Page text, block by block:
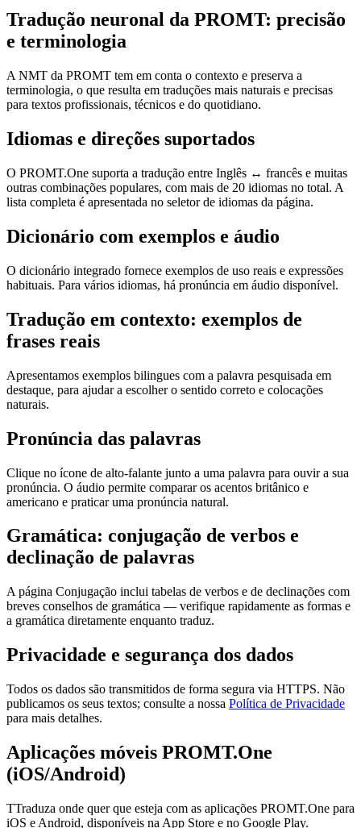
Tradução neuronal da PROMT: precisão
e terminologia
A NMT da PROMT tem em conta o contexto e preserva a
terminologia, o que resulta em traduções mais naturais e precisas
para textos profissionais, técnicos e do quotidiano.
Idiomas e direções suportados
O PROMT.One suporta a tradução entre Inglês ↔ francês e muitas
outras combinações populares, com mais de 20 idiomas no total. A
lista completa é apresentada no seletor de idiomas da página.
Dicionário com exemplos e áudio
O dicionário integrado fornece exemplos de uso reais e expressões
habituais. Para vários idiomas, há pronúncia em áudio disponível.
Tradução em contexto: exemplos de
frases reais
Apresentamos exemplos bilingues com a palavra pesquisada em
destaque, para ajudar a escolher o sentido correto e colocações
naturais.
Pronúncia das palavras
Clique no ícone de alto-falante junto a uma palavra para ouvir a sua
pronúncia. O áudio permite comparar os acentos britânico e
americano e praticar uma pronúncia natural.
Gramática: conjugação de verbos e
declinação de palavras
A página Conjugação inclui tabelas de verbos e de declinações com
breves conselhos de gramática — verifique rapidamente as formas e
a gramática diretamente enquanto traduz.
Privacidade e segurança dos dados
Todos os dados são transmitidos de forma segura via HTTPS. Não
publicamos os seus textos; consulte a nossa Política de Privacidade
para mais detalhes.
Aplicações móveis PROMT.One
(iOS/Android)
TTraduza onde quer que esteja com as aplicações PROMT.One para
iOS e Android, disponíveis na App Store e no Google Play.